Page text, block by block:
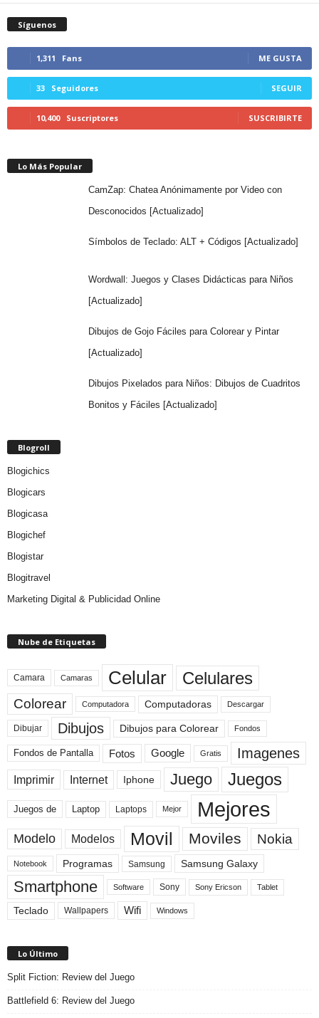
Síguenos
1,311 Fans ME GUSTA
33 Seguidores SEGUIR
10,400 Suscriptores SUSCRIBIRTE
Lo Más Popular
CamZap: Chatea Anónimamente por Video con
Desconocidos [Actualizado]
Símbolos de Teclado: ALT + Códigos [Actualizado]
Wordwall: Juegos y Clases Didácticas para Niños
[Actualizado]
Dibujos de Gojo Fáciles para Colorear y Pintar
[Actualizado]
Dibujos Pixelados para Niños: Dibujos de Cuadritos
Bonitos y Fáciles [Actualizado]
Blogroll
Blogichics
Blogicars
Blogicasa
Blogichef
Blogistar
Blogitravel
Marketing Digital & Publicidad Online
Nube de Etiquetas
Camara Camaras Celular Celulares
Colorear Computadora Computadoras Descargar
Dibujar Dibujos Dibujos para Colorear Fondos
Fondos de Pantalla Fotos Google Gratis Imagenes
Imprimir Internet Iphone Juego Juegos
Juegos de Laptop Laptops Mejor Mejores
Modelo Modelos Movil Moviles Nokia
Notebook Programas Samsung Samsung Galaxy
Smartphone Software Sony Sony Ericson Tablet
Teclado Wallpapers Wifi Windows
Lo Último
Split Fiction: Review del Juego
Battlefield 6: Review del Juego